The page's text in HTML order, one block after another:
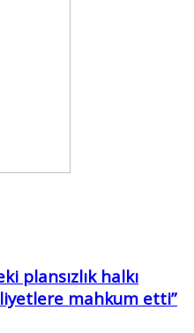
plansızlık halkı
mahkum etti”